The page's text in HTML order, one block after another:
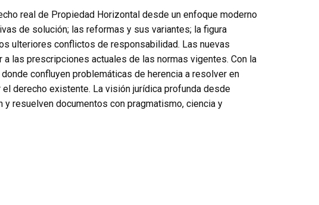
real de Propiedad Horizontal desde un enfoque moderno
de solución; las reformas y sus variantes; la figura
ulteriores conflictos de responsabilidad. Las nuevas
las prescripciones actuales de las normas vigentes. Con la
confluyen problemáticas de herencia a resolver en
derecho existente. La visión jurídica profunda desde
resuelven documentos con pragmatismo, ciencia y